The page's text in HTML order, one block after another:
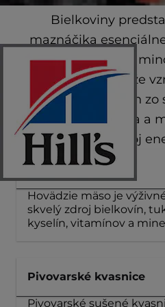
Bielkoviny
maznáčika
rôznych druhov
kombinácie môže
Predstavujú jeden
telesného tkaniva a
zdroj
Hovädzie mäso
Hovädzie mäso je
skvelý zdroj bielkovín,
kyselín, vitamínov a
Pivovarské kvasnice
Pivovarské sušené